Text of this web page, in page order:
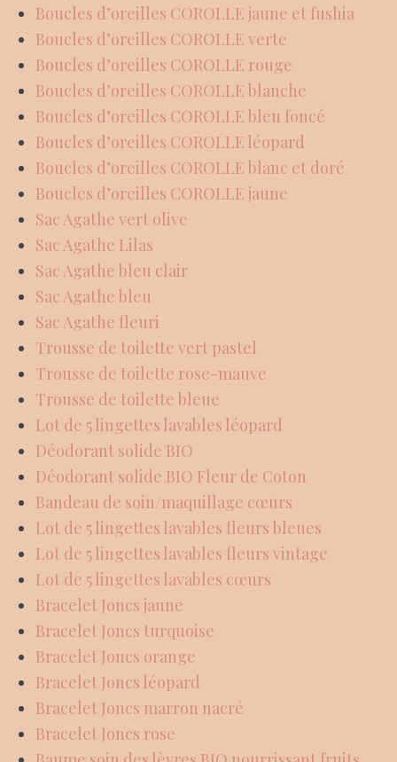
Boucles d’oreilles COROLLE jaune et fushia
Boucles d’oreilles COROLLE verte
Boucles d’oreilles COROLLE rouge
Boucles d’oreilles COROLLE blanche
Boucles d’oreilles COROLLE bleu foncé
Boucles d’oreilles COROLLE léopard
Boucles d’oreilles COROLLE blanc et doré
Boucles d’oreilles COROLLE jaune
Sac Agathe vert olive
Sac Agathe Lilas
Sac Agathe bleu clair
Sac Agathe bleu
Sac Agathe fleuri
Trousse de toilette vert pastel
Trousse de toilette rose-mauve
Trousse de toilette bleue
Lot de 5 lingettes lavables léopard
Déodorant solide BIO
Déodorant solide BIO Fleur de Coton
Bandeau de soin/maquillage cœurs
Lot de 5 lingettes lavables fleurs bleues
Lot de 5 lingettes lavables fleurs vintage
Lot de 5 lingettes lavables cœurs
Bracelet Joncs jaune
Bracelet Joncs turquoise
Bracelet Joncs orange
Bracelet Joncs léopard
Bracelet Joncs marron nacré
Bracelet Joncs rose